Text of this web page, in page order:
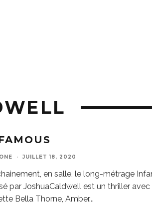
· JUILLET 18, 2020
en salle, le long-métrage
par JoshuaCaldwell est un thriller avec
Bella Thorne, Amber...